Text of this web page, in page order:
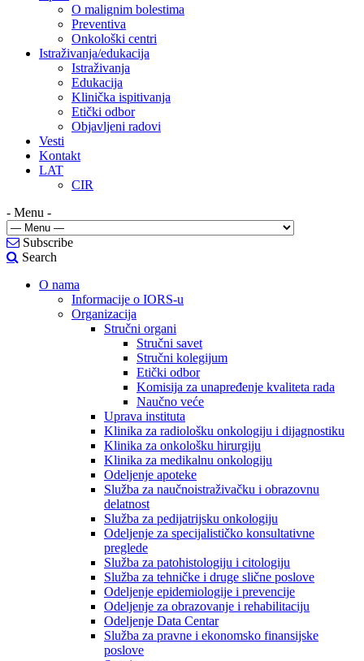
O malignim bolestima
Preventiva
Onkološki centri
Istraživanja/edukacija
Istraživanja
Edukacija
Klinička ispitivanja
Etički odbor
Objavljeni radovi
Vesti
Kontakt
LAT
CIR
- Menu -
Subscribe
Search
O nama
Informacije o IORS-u
Organizacija
Stručni organi
Stručni savet
Stručni kolegijum
Etički odbor
Komisija za unapređenje kvaliteta rada
Naučno veće
Uprava instituta
Klinika za radiološku onkologiju i dijagnostiku
Klinika za onkološku hirurgiju
Klinika za medikalnu onkologiju
Odeljenje apoteke
Služba za naučnoistraživačku i obrazovnu
delatnost
Služba za pedijatrijsku onkologiju
Odeljenje za specijalističko konsultativne
preglede
Služba za patohistologiju i citologiju
Služba za tehničke i druge slične poslove
Odeljenje epidemiologije i prevencije
Odeljenje za obrazovanje i rehabilitaciju
Odeljenje Data Centar
Služba za pravne i ekonomsko finansijske
poslove